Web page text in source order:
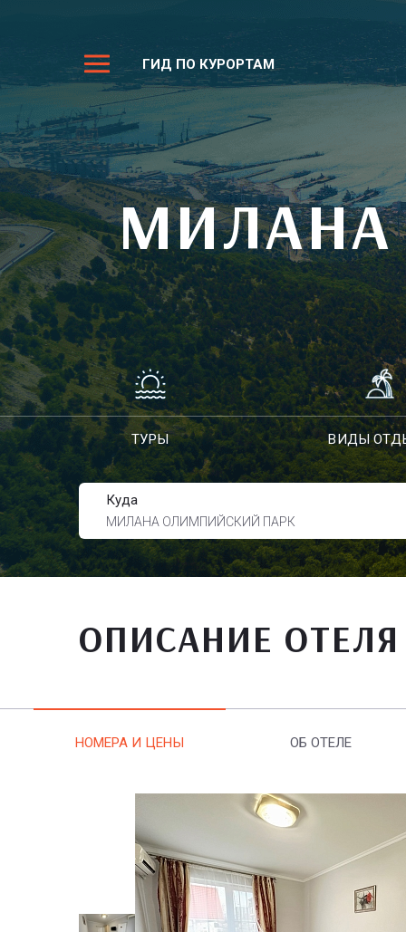
ГИД ПО КУРОРТАМ
ТУРЫ ВИДЫ
Куда
МИЛАНА ОЛИМПИЙСКИЙ ПАРК
ОПИСАНИЕ ОТЕЛЯ
НОМЕРА И ЦЕНЫ ОБ ОТЕЛЕ